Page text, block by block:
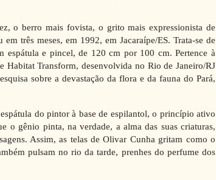
o berro mais fovista, o grito mais expressionista de
três meses, em 1992, em Jacaraípe/ES. Trata-se de
espátula e pincel, de 120 cm por 100 cm. Pertence à
Habitat Transform, desenvolvida no Rio de Janeiro/RJ
sobre a devastação da flora e da fauna do Pará,
do pintor à base de espilantol, o princípio ativo
o gênio pinta, na verdade, a alma das suas criaturas,
Assim, as telas de Olivar Cunha gritam como o
pulsam no rio da tarde, prenhes do perfume dos